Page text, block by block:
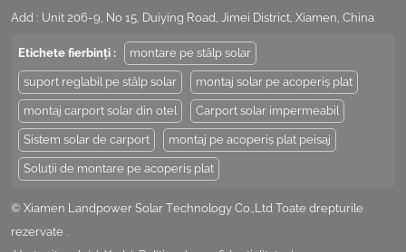
Add : Unit 206-9, No 15, Duiying Road, Jimei District, Xiamen, China
Etichete fierbinți : montare pe stâlp solar
suport reglabil pe stâlp solar montaj solar pe acoperiș plat
montaj carport solar din otel Carport solar impermeabil
Sistem solar de carport montaj pe acoperiș plat peisaj
Soluții de montare pe acoperiș plat
© Xiamen Landpower Solar Technology Co.,Ltd Toate drepturile
rezervate .